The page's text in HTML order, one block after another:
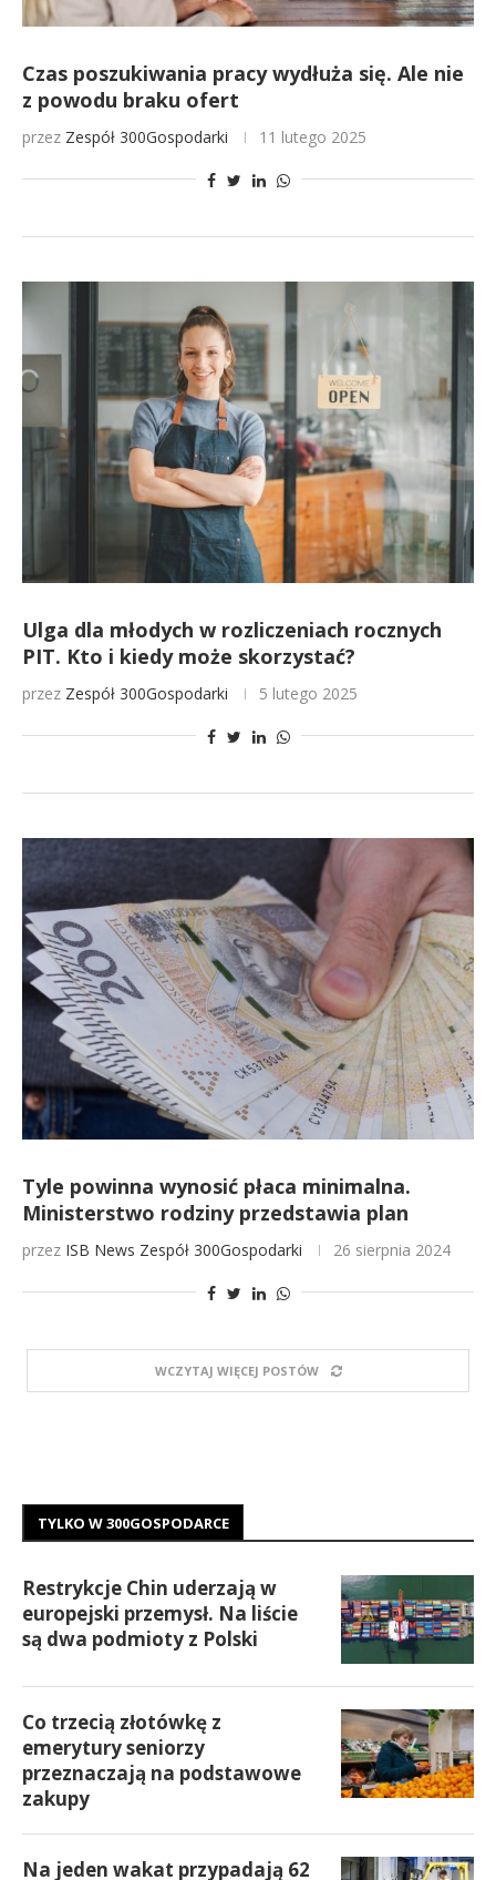
Czas poszukiwania pracy wydłuża się. Ale nie
z powodu braku ofert
przez Zespół 300Gospodarki 11 lutego 2025
Ulga dla młodych w rozliczeniach rocznych
PIT. Kto i kiedy może skorzystać?
przez Zespół 300Gospodarki 5 lutego 2025
Tyle powinna wynosić płaca minimalna.
Ministerstwo rodziny przedstawia plan
przez ISB News Zespół 300Gospodarki 26 sierpnia 2024
WCZYTAJ WIĘCEJ POSTÓW
TYLKO W 300GOSPODARCE
Restrykcje Chin uderzają w
europejski przemysł. Na liście
są dwa podmioty z Polski
Co trzecią złotówkę z
emerytury seniorzy
przeznaczają na podstawowe
zakupy
Na jeden wakat przypadają 62